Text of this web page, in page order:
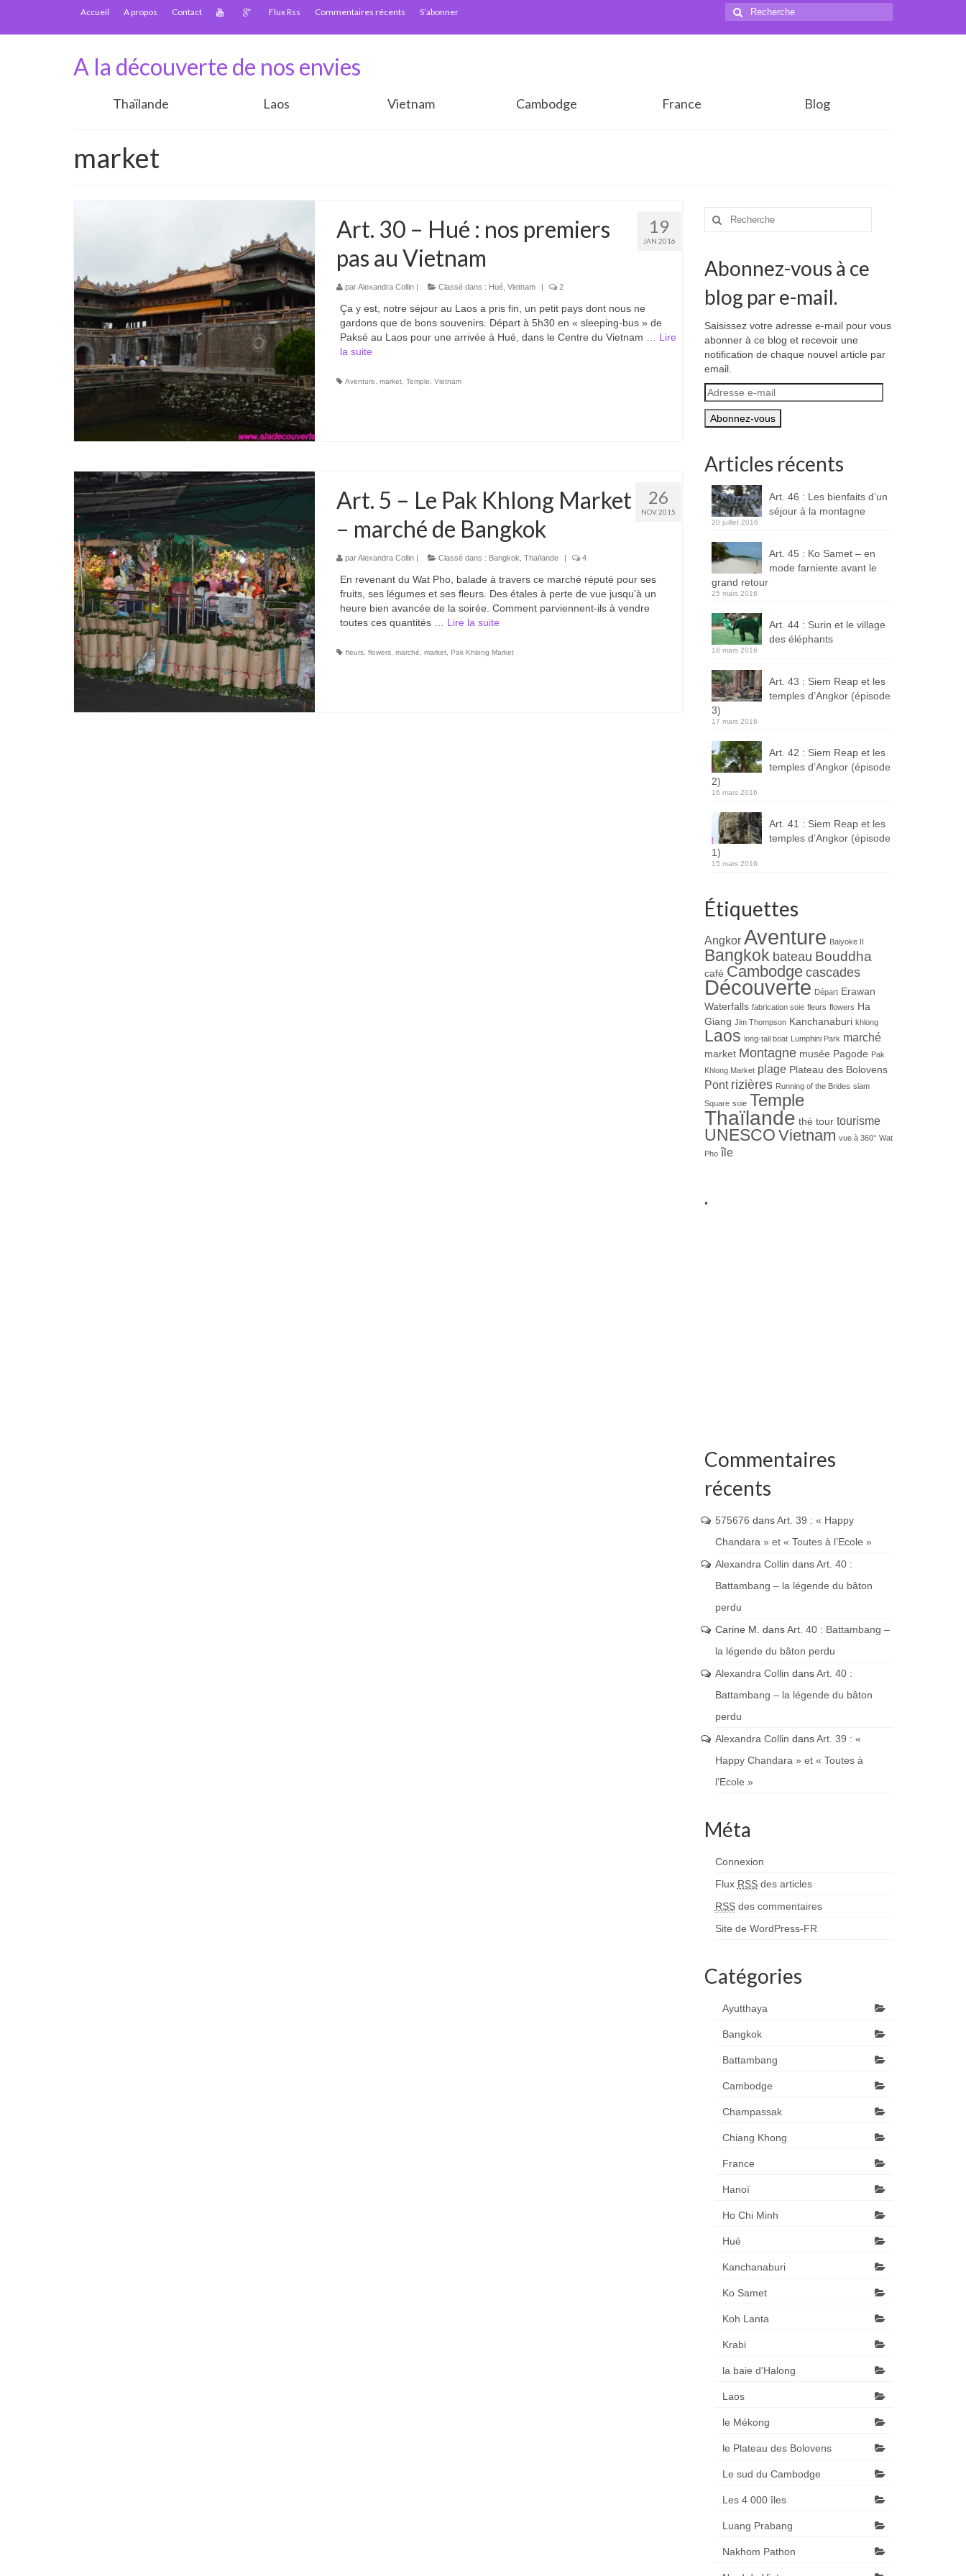
Accueil A propos Contact Flux Rss Commentaires récents S’abonner
Rechercher
:
A la découverte de nos envies
Thaïlande Laos Vietnam Cambodge France Blog
market
19
JAN 2016
Art. 30 – Hué : nos premiers
pas au Vietnam
parAlexandra Collin| Classé dans : Hué, Vietnam | 2
Ça y est, notre séjour au Laos a pris fin, un petit pays dont nous ne
gardons que de bons souvenirs. Départ à 5h30 en « sleeping-bus » de
Paksé au Laos pour une arrivée à Hué, dans le Centre du Vietnam … Lire
la suite­­
Aventure market, Temple Vietnam
26
NOV 2015
Art. 5 – Le Pak Khlong Market
– marché de Bangkok
parAlexandra Collin| Classé dans : Bangkok Thaïlande | 4
En revenant du Wat Pho, balade à travers ce marché réputé pour ses
fruits, ses légumes et ses fleurs. Des étales à perte de vue jusqu’à un
heure bien avancée de la soirée. Comment parviennent-ils à vendre
toutes ces quantités … Lire la suite­­
fleurs, flowers, marché market, Pak Khlong Market
Rechercher
Abonnez-vous à ce
blog par e-mail.
Saisissez votre adresse e-mail pour vous
abonner à ce blog et recevoir une
notification de chaque nouvel article par
email.
Adresse
e-
mail
Articles récents
Art. 46 : Les bienfaits d’un
séjour à la montagne
20 juillet 2016
Art. 45 : Ko Samet – en
mode farniente avant le
grand retour
25 mars 2016
Art. 44 : Surin et le village
des éléphants
18 mars 2016
Art. 43 : Siem Reap et les
temples d’Angkor (épisode
3)
17 mars 2016
Art. 42 : Siem Reap et les
temples d’Angkor (épisode
2)
16 mars 2016
Art. 41 : Siem Reap et les
temples d’Angkor (épisode
1)
15 mars 2016
Étiquettes
Angkor Aventure Baiyoke II
Bangkok bateau Bouddha
café Cambodge cascades
Découverte Départ Erawan
Waterfalls fabrication soie fleurs flowers Ha
Giang Jim Thompson Kanchanaburi khlong
Laos long-tail boat Lumphini Park marché
market Montagne musée Pagode Pak
Khlong Market plage Plateau des Bolovens
Pont rizières Running of the Brides siam
Square soie Temple
Thaïlande thé tour tourisme
UNESCO Vietnam vue à 360° Wat
Pho île
.
Commentaires
récents
575676 dansArt. 39 : « Happy
Chandara » et « Toutes à l’Ecole »
Alexandra Collin dansArt. 40 :
Battambang – la légende du bâton
perdu
Carine M. dansArt. 40 : Battambang –
la légende du bâton perdu
Alexandra Collin dansArt. 40 :
Battambang – la légende du bâton
perdu
Alexandra Collin dansArt. 39 : «
Happy Chandara » et « Toutes à
l’Ecole »
Méta
Connexion
Flux RSSdes articles
RSSdes commentaires
Site de WordPress-FR
Catégories
Ayutthaya
Bangkok
Battambang
Cambodge
Champassak
Chiang Khong
France
Hanoï
Ho Chi Minh
Hué
Kanchanaburi
Ko Samet
Koh Lanta
Krabi
la baie d'Halong
Laos
le Mékong
le Plateau des Bolovens
Le sud du Cambodge
Les 4 000 îles
Luang Prabang
Nakhom Pathon